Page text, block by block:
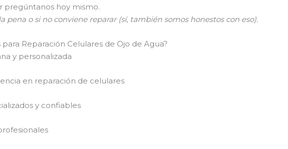
pregúntanos hoy mismo.
pena o si no conviene reparar (sí, también somos honestos con eso).
Reparación Celulares de Ojo de Agua?
y personalizada
en reparación de celulares
y confiables